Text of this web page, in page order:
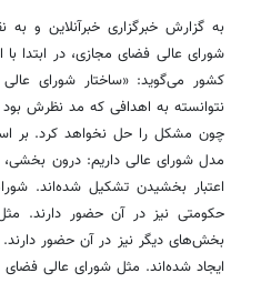
به گزارش خبرگزاری خبرآنلاین و
شورای عالی فضای مجازی، در ابتدا
کشور می‌گوید:‌ «ساختار شورای عالی
نتوانسته به اهدافی که مد نظرش بود
مدل شورای عالی داریم: درون
اعتبار بخشیدن تشکیل شده‌اند.
حکومتی نیز در آن حضور دارند.
بخش‌های دیگر نیز در آن حضور
ایجاد شده‌اند. مثل شورای عالی